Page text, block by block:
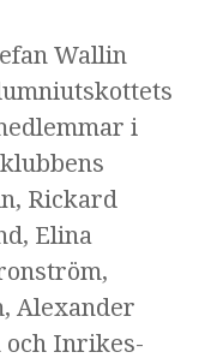
Wallin
i
Rickard
Elina
Alexander
och Inrikes-